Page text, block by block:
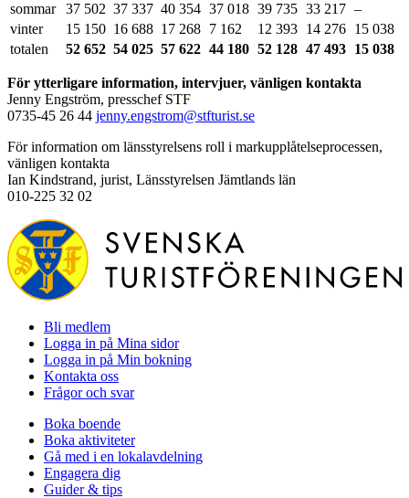
sommar
37 502 37 337 40 354 37 018 39 735 33 217 –
vinter
15 150 16 688 17 268 7 162 12 393 14 276 15 038
totalen
52 652 54 025 57 622 44 180 52 128 47 493 15 038
För ytterligare information, intervjuer, vänligen kontakta
Jenny Engström, presschef STF
0735-45 26 44 jenny.engstrom@stfturist.se
För information om länsstyrelsens roll i markupplåtelseprocessen,
vänligen kontakta
Ian Kindstrand, jurist, Länsstyrelsen Jämtlands län
010-225 32 02
Bli medlem
Logga in på Mina sidor
Logga in på Min bokning
Kontakta oss
Frågor och svar
Boka boende
Boka aktiviteter
Gå med i en lokalavdelning
Engagera dig
Guider & tips